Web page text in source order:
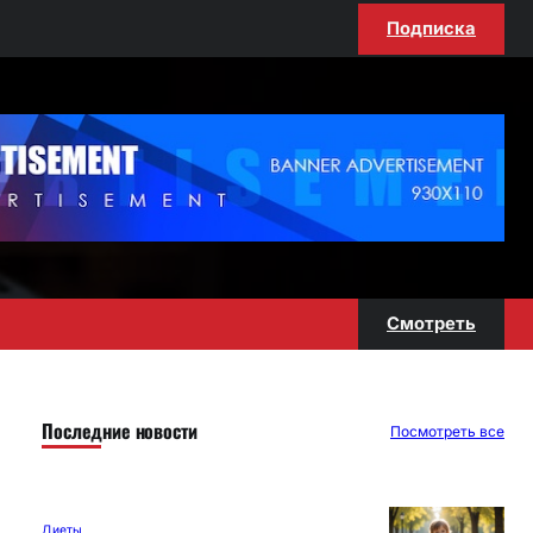
Подписка
Смотреть
Последние новости Посмотреть все
Диеты